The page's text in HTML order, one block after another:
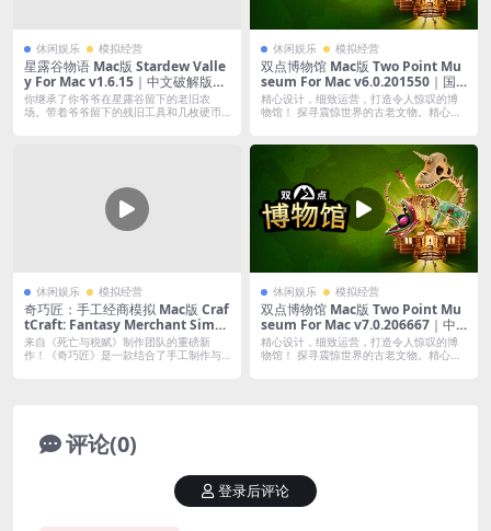
休闲娱乐 模拟经营
星露谷物语 Mac版 Stardew Valle
y For Mac v1.6.15｜中文破解版｜
一起来种田吧！
你继承了你爷爷在星露谷留下的老旧农
场。带着爷爷留下的残旧工具和几枚硬币
休闲娱乐 模拟经营
双点博物馆 Mac版 Two Point Mu
seum For Mac v6.0.201550｜国
语中文破解版｜含DLC
精心设计，细致运营，打造令人惊叹的博
物馆！ 探寻震惊世界的古老文物。精心设
休闲娱乐 模拟经营
奇巧匠：手工经商模拟 Mac版 Craf
tCraft: Fantasy Merchant Simul
ator For Mac v1.1.47｜中文原生
版
来自《死亡与税赋》制作团队的重磅新
作！《奇巧匠》是一款结合了手工制作与
休闲娱乐 模拟经营
双点博物馆 Mac版 Two Point Mu
seum For Mac v7.0.206667｜中
文原生版｜含全DLC
精心设计，细致运营，打造令人惊叹的博
物馆！ 探寻震惊世界的古老文物。精心设
评论(0)
登录后评论